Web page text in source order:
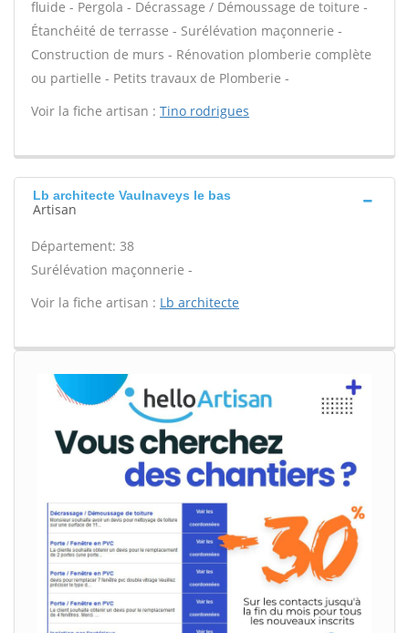
fluide - Pergola - Décrassage / Démoussage de toiture -
Étanchéité de terrasse - Surélévation maçonnerie -
Construction de murs - Rénovation plomberie complète
ou partielle - Petits travaux de Plomberie -
Voir la fiche artisan : Tino rodrigues
Lb architecte Vaulnaveys le bas
Artisan
Département: 38
Surélévation maçonnerie -
Voir la fiche artisan : Lb architecte